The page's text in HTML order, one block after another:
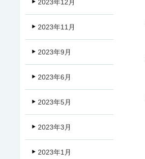
2023年12月
2023年11月
2023年9月
2023年6月
2023年5月
2023年3月
2023年1月